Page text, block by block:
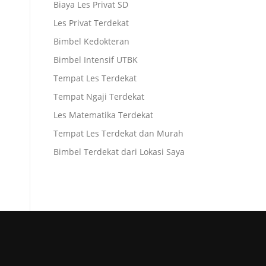
Biaya Les Privat SD
Les Privat Terdekat
Bimbel Kedokteran
Bimbel Intensif UTBK
Tempat Les Terdekat
Tempat Ngaji Terdekat
Les Matematika Terdekat
Tempat Les Terdekat dan Murah
Bimbel Terdekat dari Lokasi Saya